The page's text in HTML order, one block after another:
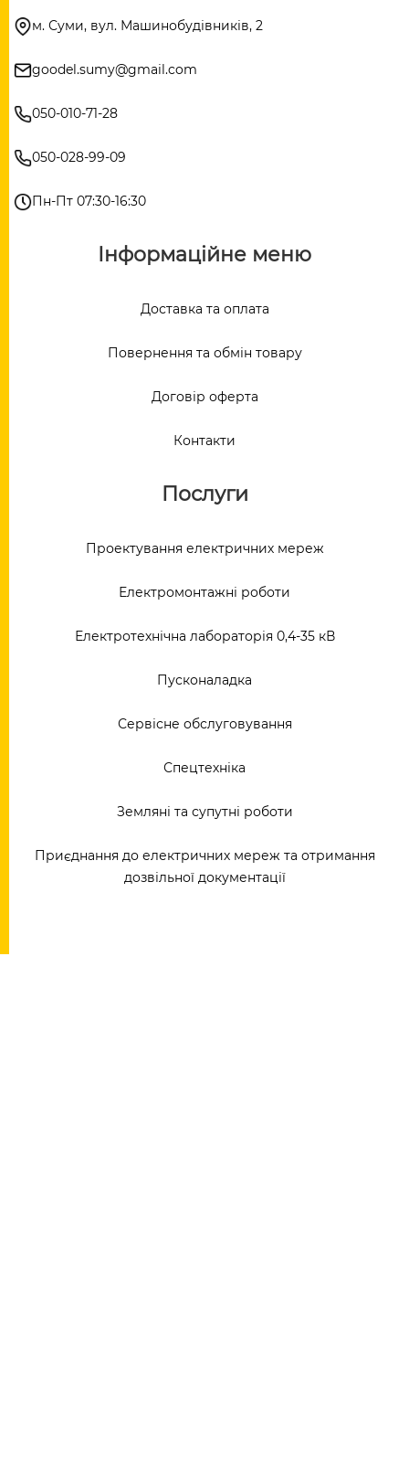
м. Суми, вул. Машинобудівників, 2
goodel.sumy@gmail.com
050-010-71-28
050-028-99-09
Пн-Пт 07:30-16:30
Інформаційне меню
Доставка та оплата
Повернення та обмін товару
Договір оферта
Контакти
Послуги
Проектування електричних мереж
Електромонтажні роботи
Електротехнічна лабораторія 0,4-35 кВ
Пусконаладка
Сервісне обслуговування
Спецтехніка
Земляні та супутні роботи
Приєднання до електричних мереж та отримання
дозвільної документації